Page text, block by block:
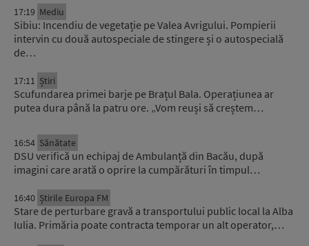
17:19 Mediu
Sibiu: Incendiu de vegetație pe Valea Avrigului. Pompierii
intervin cu două autospeciale de stingere și o autospecială
de…
17:11 Știri
Scufundarea primei barje pe Brațul Bala. Operațiunea ar
putea dura până la patru ore. „Vom reuși să creștem…
16:54 Sănătate
DSU verifică un echipaj de Ambulanță din Bacău, după
imagini care arată o oprire la cumpărături în timpul…
16:40 Știrile Europa FM
Stare de perturbare gravă a transportului public local la Alba
Iulia. Primăria poate contracta temporar un alt operator,…